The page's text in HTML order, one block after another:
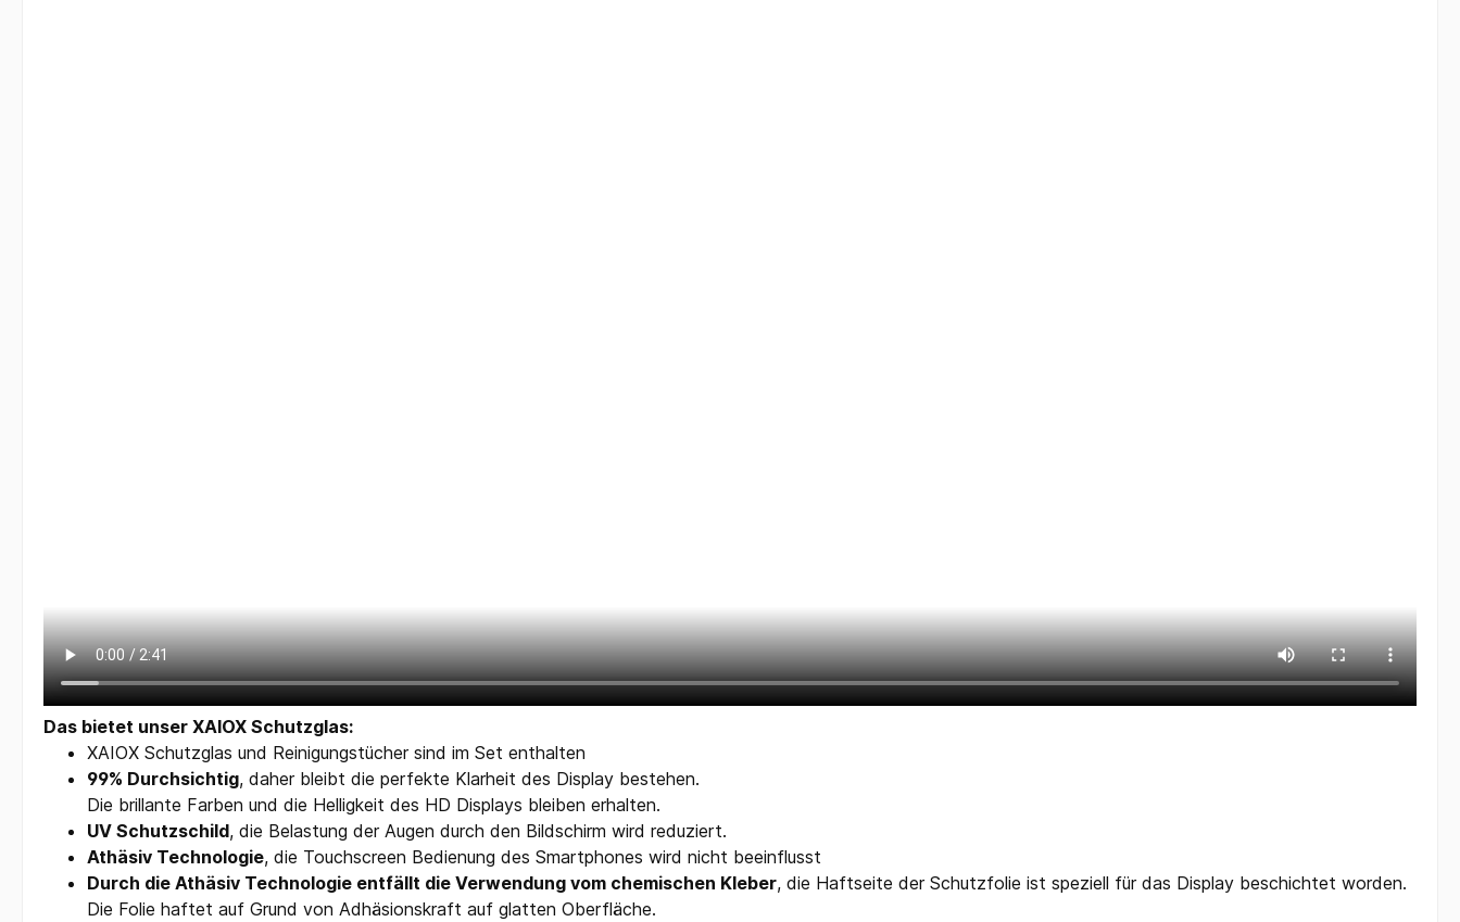
Das bietet unser XAIOX Schutzglas:
XAIOX Schutzglas und Reinigungstücher sind im Set enthalten
99% Durchsichtig, daher bleibt die perfekte Klarheit des Display bestehen.
Die brillante Farben und die Helligkeit des HD Displays bleiben erhalten.
UV Schutzschild, die Belastung der Augen durch den Bildschirm wird reduziert.
Athäsiv Technologie, die Touchscreen Bedienung des Smartphones wird nicht beeinflusst
Durch die Athäsiv Technologie entfällt die Verwendung vom chemischen Kleber, die Haftseite der Schutzfolie ist speziell für das Display beschichtet worden.
Die Folie haftet auf Grund von Adhäsionskraft auf glatten Oberfläche.